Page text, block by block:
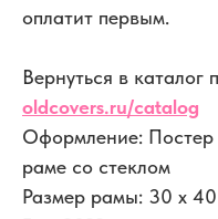
оплатит первым.
Вернуться в каталог
oldcovers.ru/catalog
Оформление: Постер
раме со стеклом
Размер рамы: 30 x